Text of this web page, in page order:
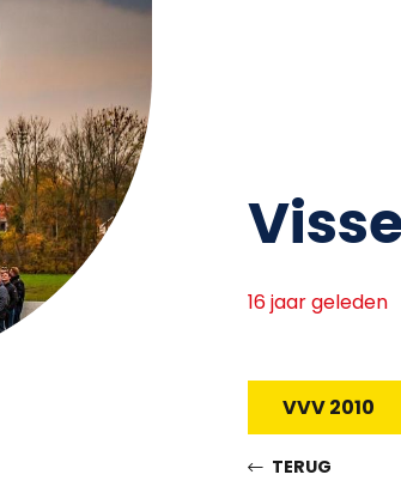
16 jaar geleden
VVV 2010
TERUG